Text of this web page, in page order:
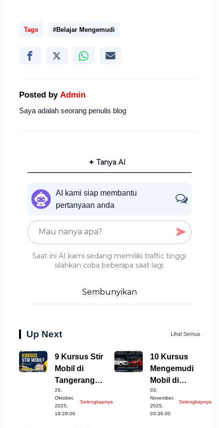
Tags #Belajar Mengemudi
Posted by Admin
Saya adalah seorang penulis blog
✦ Tanya AI
AI kami siap membantu
pertanyaan anda
Saat ini AI kami sedang memiliki traffic tinggi
silahkan coba beberapa saat lagi.
Sembunyikan
Up Next Lihat Semua
9 Kursus Stir
Mobil di
Tangerang
Selatan yang
Wajib Anda
Coba!
26,
Oktober,
2025,
19:28:00
Selengkapnya
10 Kursus
Mengemudi
Mobil di
Tasikmalaya
yang Wajib
Dicoba!
03,
November,
2025,
03:36:00
Selengkapnya